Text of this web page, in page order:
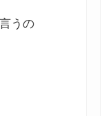
うの